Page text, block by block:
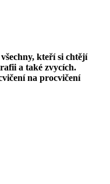
kteří si chtějí
a také zvycích.
na procvičení